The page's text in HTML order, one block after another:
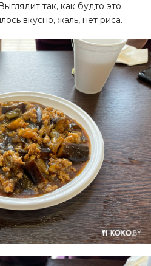
так, как будто это
вкусно, жаль, нет риса.